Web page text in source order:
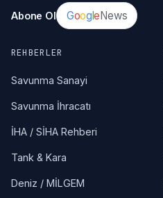
Abone Ol GoogleNews
REHBERLER
Savunma Sanayi
Savunma İhracatı
İHA / SİHA Rehberi
Tank & Kara
Deniz / MİLGEM